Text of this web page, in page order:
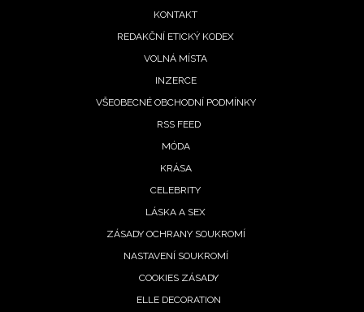
KONTAKT
REDAKČNÍ ETICKÝ KODEX
VOLNÁ MÍSTA
INZERCE
VŠEOBECNÉ OBCHODNÍ PODMÍNKY
RSS FEED
MÓDA
KRÁSA
CELEBRITY
LÁSKA A SEX
ZÁSADY OCHRANY SOUKROMÍ
NASTAVENÍ SOUKROMÍ
COOKIES ZÁSADY
ELLE DECORATION